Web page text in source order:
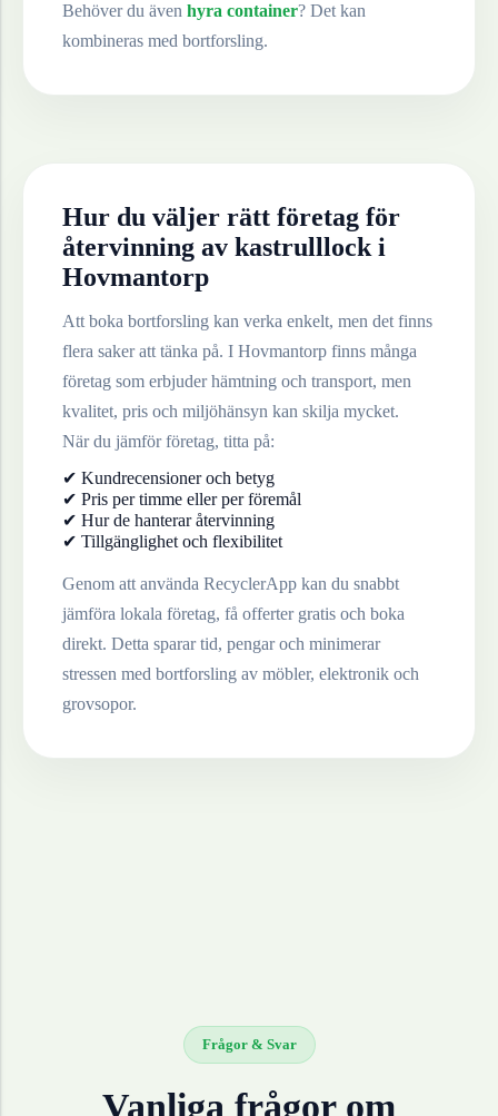
Behöver du även hyra container? Det kan
kombineras med bortforsling.
Hur du väljer rätt företag för
återvinning av kastrulllocki
Hovmantorp
Att boka bortforsling kan verka enkelt, men det finns
flera saker att tänka på. I Hovmantorp finns många
företag som erbjuder hämtning och transport, men
kvalitet, pris och miljöhänsyn kan skilja mycket.
När du jämför företag, titta på:
✔ Kundrecensioner och betyg
✔ Pris per timme eller per föremål
✔ Hur de hanterar återvinning
✔ Tillgänglighet och flexibilitet
Genom att använda RecyclerApp kan du snabbt
jämföra lokala företag, få offerter gratis och boka
direkt. Detta sparar tid, pengar och minimerar
stressen med bortforsling av möbler, elektronik och
grovsopor.
Frågor & Svar
Vanliga frågor om